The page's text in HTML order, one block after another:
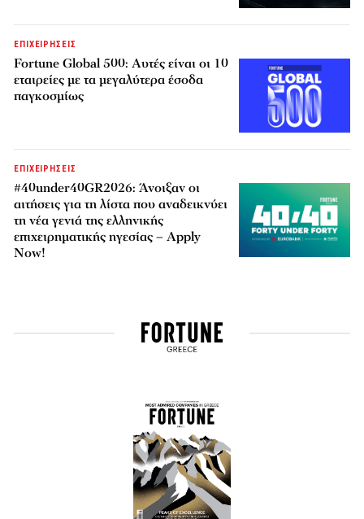
ΕΠΙΧΕΙΡΗΣΕΙΣ
Fortune Global 500: Αυτές είναι οι 10
εταιρείες με τα μεγαλύτερα έσοδα
παγκοσμίως
ΕΠΙΧΕΙΡΗΣΕΙΣ
#40under40GR2026: Άνοιξαν οι
αιτήσεις για τη λίστα που αναδεικνύει
τη νέα γενιά της ελληνικής
επιχειρηματικής ηγεσίας – Apply
Now!